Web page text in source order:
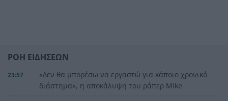
ΡΟΗ ΕΙΔΗΣΕΩΝ
23:57
«Δεν θα μπορέσω να εργαστώ για κάποιο χρονικό
διάστημα», η αποκάλυψη του ράπερ Mike